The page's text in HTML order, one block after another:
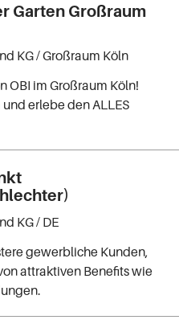
Garten Großraum
KG/ Großraum Köln
OBI im Großraum Köln!
erlebe den ALLES
KG/ DE
gewerbliche Kunden,
attraktiven Benefits wie